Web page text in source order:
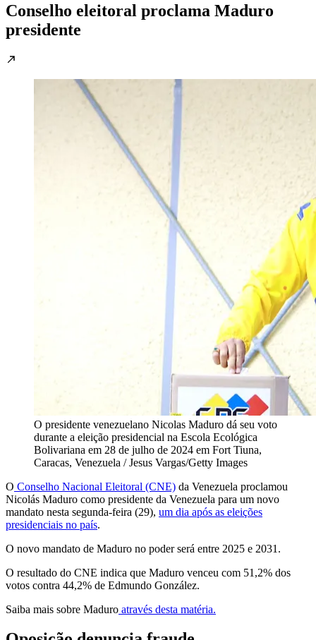
Conselho eleitoral proclama Maduro
presidente
O presidente venezuelano Nicolas Maduro dá seu voto
durante a eleição presidencial na Escola Ecológica
Bolivariana em 28 de julho de 2024 em Fort Tiuna,
Caracas, Venezuela / Jesus Vargas/Getty Images
O Conselho Nacional Eleitoral (CNE) da Venezuela proclamou
Nicolás Maduro como presidente da Venezuela para um novo
mandato nesta segunda-feira (29), um dia após as eleições
presidenciais no país.
O novo mandato de Maduro no poder será entre 2025 e 2031.
O resultado do CNE indica que Maduro venceu com 51,2% dos
votos contra 44,2% de Edmundo González.
Saiba mais sobre Maduro através desta matéria.